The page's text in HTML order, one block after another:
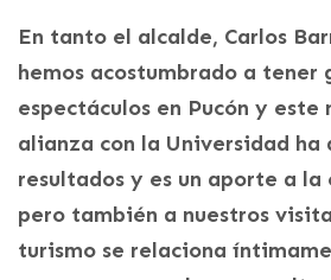
En tanto el alcalde, Carlos
hemos acostumbrado a tener
espectáculos en Pucón y este
alianza con la Universidad ha
resultados y es un aporte a la
pero también a nuestros
turismo se relaciona